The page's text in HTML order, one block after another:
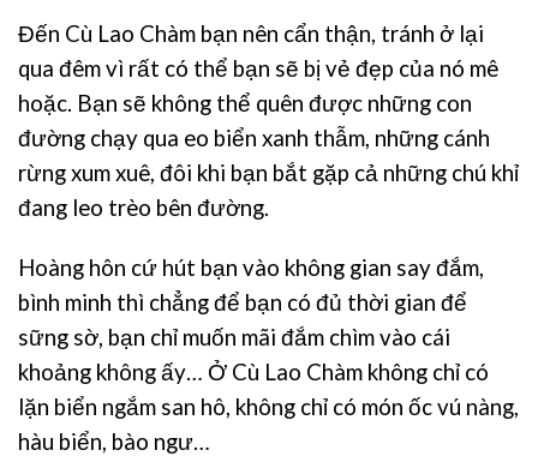
Đến Cù Lao Chàm bạn nên cẩn thận, tránh ở lại
qua đêm vì rất có thể bạn sẽ bị vẻ đẹp của nó mê
hoặc. Bạn sẽ không thể quên được những con
đường chạy qua eo biển xanh thẫm, những cánh
rừng xum xuê, đôi khi bạn bắt gặp cả những chú khỉ
đang leo trèo bên đường.
Hoàng hôn cứ hút bạn vào không gian say đắm,
bình minh thì chẳng để bạn có đủ thời gian để
sững sờ, bạn chỉ muốn mãi đắm chìm vào cái
khoảng không ấy… Ở Cù Lao Chàm không chỉ có
lặn biển ngắm san hô, không chỉ có món ốc vú nàng,
hàu biển, bào ngư…